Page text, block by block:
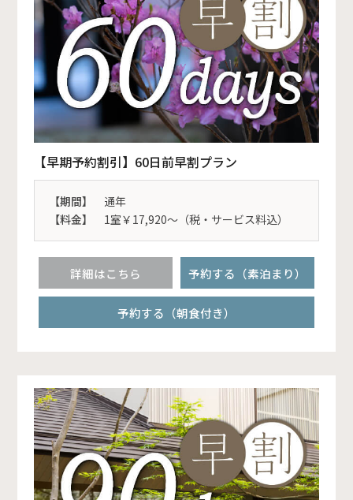
【早期予約割引】60日前早割プラン
【期間】
通年
【料金】
1室￥17,920～（税・サービス料込）
詳細はこちら 予約する（素泊まり）
予約する（朝食付き）